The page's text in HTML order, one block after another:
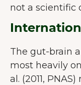
not a scientific
The gut-brain
most heavily
al. (2011,